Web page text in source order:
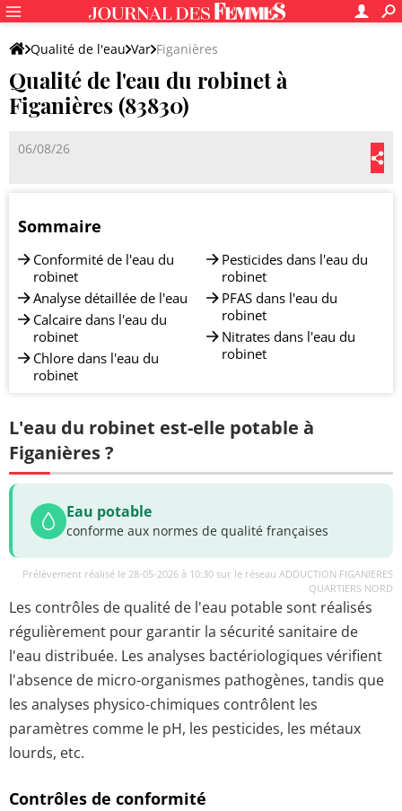
Qualité de l'eau Var Figanières
Qualité de l'eau du robinet à
Figanières (83830)
06/08/26
Sommaire
Conformité de l'eau du
robinet
Analyse détaillée de l'eau
Calcaire dans l'eau du
robinet
Chlore dans l'eau du
robinet
Pesticides dans l'eau du
robinet
PFAS dans l'eau du
robinet
Nitrates dans l'eau du
robinet
L'eau du robinet est-elle potable à
Figanières ?
Eau potable
conforme aux normes de qualité françaises
Prélèvement réalisé le 28-05-2026 à 10:30 sur le réseau ADDUCTION FIGANIERES
QUARTIERS NORD
Les contrôles de qualité de l'eau potable sont réalisés
régulièrement pour garantir la sécurité sanitaire de
l'eau distribuée. Les analyses bactériologiques vérifient
l'absence de micro-organismes pathogènes, tandis que
les analyses physico-chimiques contrôlent les
paramètres comme le pH, les pesticides, les métaux
lourds, etc.
Contrôles de conformité